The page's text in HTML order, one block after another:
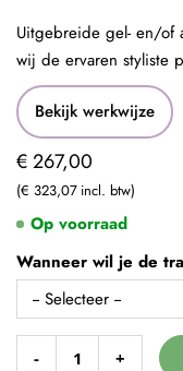
Bekijk werkwijze
€ 267,00
€ 323,07
Wanneer wil je de
- +
Op voorraad
Uitgebreide gel- en/of
wij de ervaren styliste